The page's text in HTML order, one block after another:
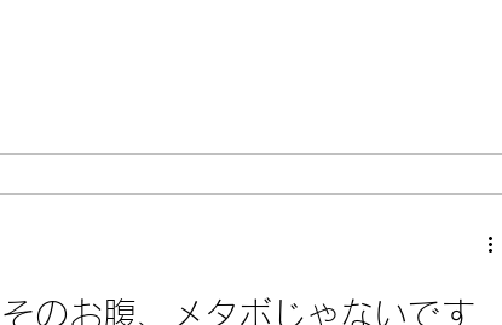
そのお腹、メタボじゃないです